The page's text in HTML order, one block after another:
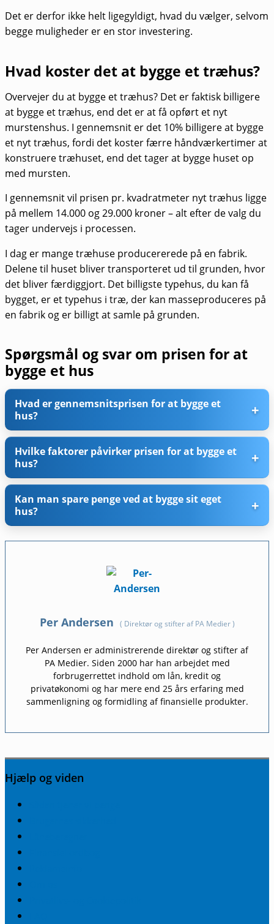
Det er derfor ikke helt ligegyldigt, hvad du vælger, selvom
begge muligheder er en stor investering.
Hvad koster det at bygge et træhus?
Overvejer du at bygge et træhus? Det er faktisk billigere
at bygge et træhus, end det er at få opført et nyt
murstenshus. I gennemsnit er det 10% billigere at bygge
et nyt træhus, fordi det koster færre håndværkertimer at
konstruere træhuset, end det tager at bygge huset op
med mursten.
I gennemsnit vil prisen pr. kvadratmeter nyt træhus ligge
på mellem 14.000 og 29.000 kroner – alt efter de valg du
tager undervejs i processen.
I dag er mange træhuse producererede på en fabrik.
Delene til huset bliver transporteret ud til grunden, hvor
det bliver færdiggjort. Det billigste typehus, du kan få
bygget, er et typehus i træ, der kan masseproduceres på
en fabrik og er billigt at samle på grunden.
Spørgsmål og svar om prisen for at
bygge et hus
Hvad er gennemsnitsprisen for at bygge et
hus?
Hvilke faktorer påvirker prisen for at bygge et
hus?
Kan man spare penge ved at bygge sit eget
hus?
Per Andersen ( Direktør og stifter af PA Medier)
Per Andersen er administrerende direktør og stifter af
PA Medier. Siden 2000 har han arbejdet med
forbrugerrettet indhold om lån, kredit og
privatøkonomi og har mere end 25 års erfaring med
sammenligning og formidling af finansielle produkter.
Hjælp og viden